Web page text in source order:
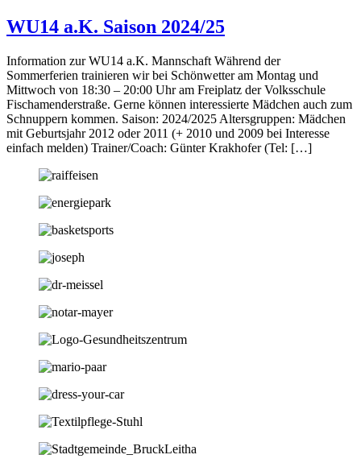
WU14 a.K. Saison 2024/25
Information zur WU14 a.K. Mannschaft Während der
Sommerferien trainieren wir bei Schönwetter am Montag und
Mittwoch von 18:30 – 20:00 Uhr am Freiplatz der Volksschule
Fischamenderstraße. Gerne können interessierte Mädchen auch zum
Schnuppern kommen. Saison: 2024/2025 Altersgruppen: Mädchen
mit Geburtsjahr 2012 oder 2011 (+ 2010 und 2009 bei Interesse
einfach melden) Trainer/Coach: Günter Krakhofer (Tel: […]